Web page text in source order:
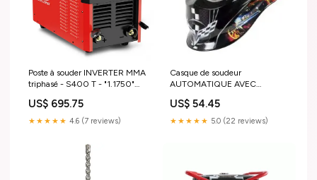
Poste à souder INVERTER MMA
triphasé - S400 T - "1.1750"
US$ 695.75
★★★★★ 4.6 (7 reviews)
Casque de soudeur
AUTOMATIQUE AVEC
CARNIVAL 1 (AUTO) -
"1.2025" Polisseuse
US$ 54.45
★★★★★ 5.0 (22 reviews)